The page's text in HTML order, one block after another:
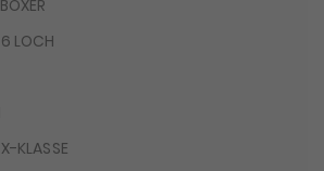
LOCH
KLASSE